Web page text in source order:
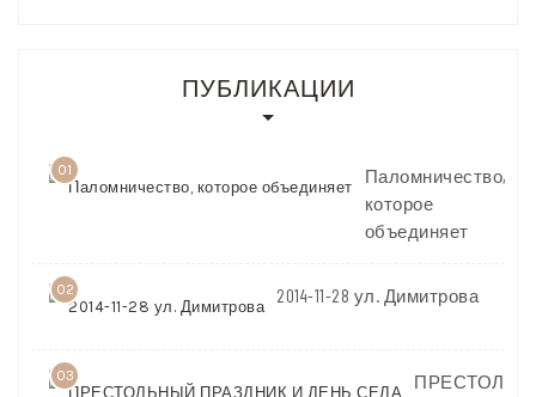
ПУБЛИКАЦИИ
01
Паломничество,
которое
объединяет
02 2014-11-28 ул. Димитрова
03